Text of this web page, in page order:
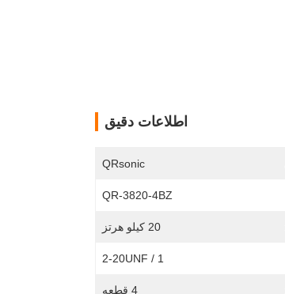
اطلاعات دقیق
QRsonic
QR-3820-4BZ
20 کیلو هرتز
1 / 2-20UNF
4 قطعه